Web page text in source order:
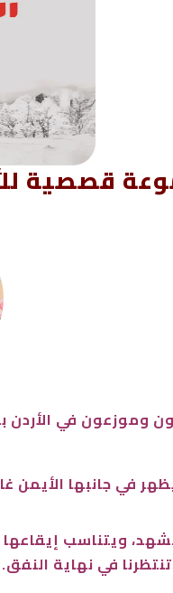
قصصية
في جانبها الأيمن
ويتناسب
في نهاية النفق.